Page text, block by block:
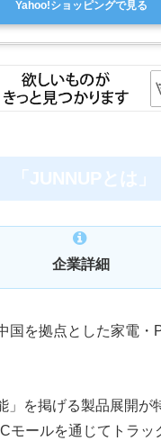
Yahoo!ショッピングで見る
「JUNNUPとは」
企業詳細
国を拠点とした家電・
」を掲げる製品展開が
モールを通じてトラッ